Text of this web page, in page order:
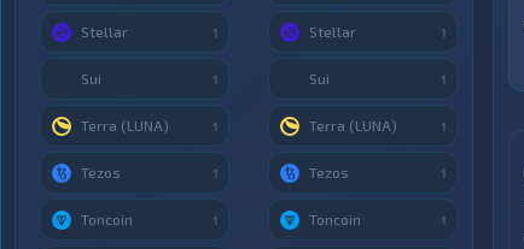
Stellar 1
Sui 1
Terra (LUNA) 1
Tezos 1
Toncoin 1
Stellar 1
Sui 1
Terra (LUNA) 1
Tezos 1
Toncoin 1